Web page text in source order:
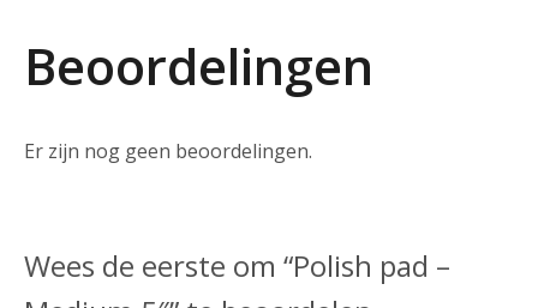
Beoordelingen
Er zijn nog geen beoordelingen.
Wees de eerste om “Polish pad –